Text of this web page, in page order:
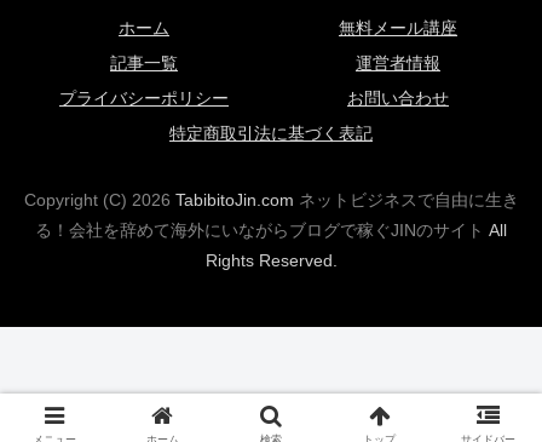
ホーム
無料メール講座
記事一覧
運営者情報
プライバシーポリシー
お問い合わせ
特定商取引法に基づく表記
Copyright (C) 2026 TabibitoJin.com ネットビジネスで自由に生き
る！会社を辞めて海外にいながらブログで稼ぐJINのサイト All
Rights Reserved.
メニュー ホーム 検索 トップ サイドバー